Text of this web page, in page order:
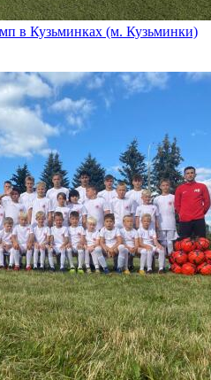
в Кузьминках (м. Кузьминки)